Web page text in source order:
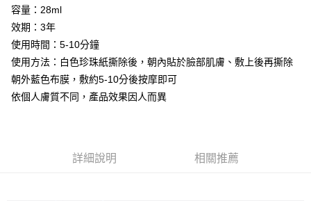
相關說明
【大哥付你分期使用說明】
1.本服務由台灣大哥大提供，台灣大哥大用戶可立即使用無須另外申請。
2.付款方式選擇「大哥付你分期」，訂單成立後會自動跳轉到大哥付的交易
流程，驗證手機門號後，選擇欲分期的期數、繳款截止日，確認付款後即完
成交易。
4.訂單成立30分鐘內，如未前往確認交易或遇審核未通過，訂單將自動取
1.分期款項不併入電信帳單，「大哥付你分期」於每月結算日後寄送繳費提
【關於「AFTEE先享後付」】
AFTEE先享後付是「在收到商品之後才付款」的支付方式。 讓您購物簡單
便利好安心！
【「AFTEE先享後付」結帳流程】
ATM付款
容量：28ml
效期：3年
使用時間：5-10分鐘
使用方法：白色珍珠紙撕除後，朝內貼於臉部肌膚、敷上後再撕除
朝外藍色布膜，敷約5-10分後按摩即可
依個人膚質不同，產品效果因人而異
詳細說明 相關推薦